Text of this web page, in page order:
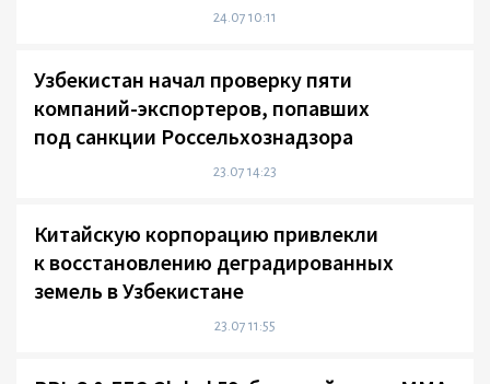
24.07 10:11
Узбекистан начал проверку пяти
компаний-экспортеров, попавших
под санкции Россельхознадзора
23.07 14:23
Китайскую корпорацию привлекли
к восстановлению деградированных
земель в Узбекистане
23.07 11:55